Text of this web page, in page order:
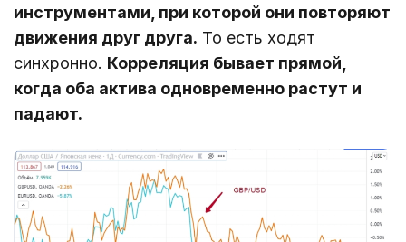
инструментами, при которой они повторяют
движения друг друга. То есть ходят
синхронно. Корреляция бывает прямой,
когда оба актива одновременно растут и
падают.